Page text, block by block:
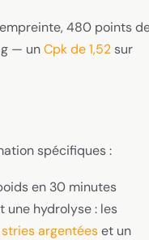
480 points
g — unCpk de 1,52 sur
spécifiques :
en 30 minutes
une hydrolyse : les
stries argentéeset un